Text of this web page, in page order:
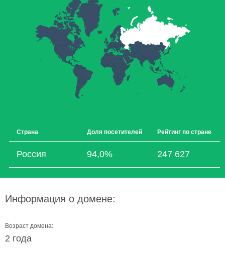
Страна Доля посетителей Рейтинг по стране
Россия 94,0% 247 627
Информация о домене:
Возраст домена:
2 года